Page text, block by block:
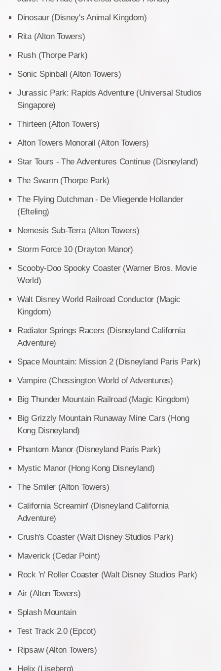
Dinosaur (Disney's Animal Kingdom)
Rita (Alton Towers)
Rush (Thorpe Park)
Sonic Spinball (Alton Towers)
Jurassic Park: Rapids Adventure (Universal Studios
Singapore)
Thirteen (Alton Towers)
Alton Towers Monorail (Alton Towers)
Star Tours - The Adventures Continue (Disneyland)
The Swarm (Thorpe Park)
The Flying Dutchman - De Vliegende Hollander
(Efteling)
Nemesis Sub-Terra (Alton Towers)
Storm Force 10 (Drayton Manor)
Scooby-Doo Spooky Coaster (Warner Bros. Movie
World)
Walt Disney World Railroad Conductor (Magic
Kingdom)
Radiator Springs Racers (Disneyland California
Adventure)
Space Mountain: Mission 2 (Disneyland Paris Park)
Vampire (Chessington World of Adventures)
Big Thunder Mountain Railroad (Magic Kingdom)
Big Grizzly Mountain Runaway Mine Cars (Hong
Kong Disneyland)
Phantom Manor (Disneyland Paris Park)
Mystic Manor (Hong Kong Disneyland)
The Smiler (Alton Towers)
California Screamin' (Disneyland California
Adventure)
Crush's Coaster (Walt Disney Studios Park)
Maverick (Cedar Point)
Rock 'n' Roller Coaster (Walt Disney Studios Park)
Air (Alton Towers)
Splash Mountain
Test Track 2.0 (Epcot)
Ripsaw (Alton Towers)
Helix (Liseberg)